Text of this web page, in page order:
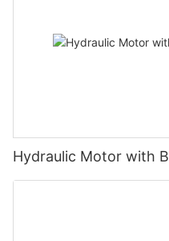
Hydraulic Motor with